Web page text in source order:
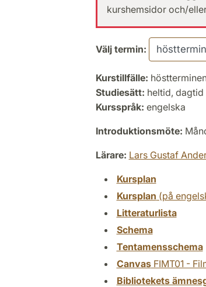
kurshemsidor och/
Välj termin:
Kurstillfälle:
Studiesätt: heltid, dagtid
Kursspråk: engelska
Introduktionsmöte:
Lärare: Lars Gustaf
Kursplan
Kursplan (på
Litteraturlista
Schema
Tentamensschema
CanvasFIMT01 -
Bibliotekets